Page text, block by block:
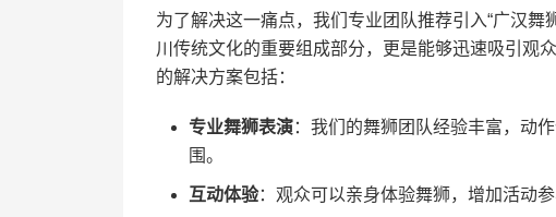
为了解决这一痛点，我们专业团队推荐引入“广汉
川传统文化的重要组成部分，更是能够迅速吸引观
的解决方案包括：
专业舞狮表演：我们的舞狮团队经验丰富，动
围。
互动体验：观众可以亲身体验舞狮，增加活动参